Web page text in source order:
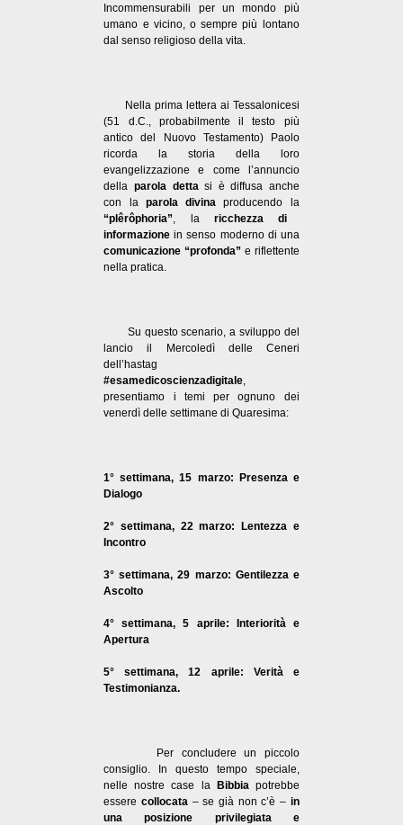
Incommensurabili per un mondo più
umano e vicino, o sempre più lontano
dal senso religioso della vita.
Nella prima lettera ai Tessalonicesi
(51 d.C., probabilmente il testo più
antico del Nuovo Testamento) Paolo
ricorda la storia della loro
evangelizzazione e come l’annuncio
della parola detta si è diffusa anche
con la paroladivina producendo la
“plêrôphoria” , la ricchezza di
informazione in senso moderno di una
comunicazione “profonda” e riflettente
nella pratica.
Su questo scenario, a sviluppo del
lancio il Mercoledì delle Ceneri
dell’hastag
#esamedicoscienzadigitale
presentiamo i temi per ognuno dei
venerdì delle settimane di Quaresima:
1° settimana, 15 marzo: Presenza e
Dialogo
2° settimana, 22 marzo: Lentezza e
Incontro
3° settimana, 29 marzo: Gentilezza e
Ascolto
4° settimana, 5 aprile: Interiorità e
Apertura
5° settimana, 12 aprile: Verità e
Testimonianza.
Per concludere un piccolo
consiglio. In questo tempo speciale,
nelle nostre case la Bibbia potrebbe
esserecollocata – se già non c’è – in
una posizione privilegiata e